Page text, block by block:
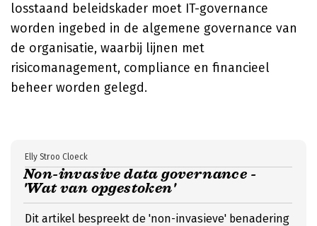
losstaand beleidskader moet IT-governance
worden ingebed in de algemene governance van
de organisatie, waarbij lijnen met
risicomanagement, compliance en financieel
beheer worden gelegd.
Non-invasive data governance -
'Wat van opgestoken'
Elly Stroo Cloeck
Dit artikel bespreekt de 'non-invasieve' benadering